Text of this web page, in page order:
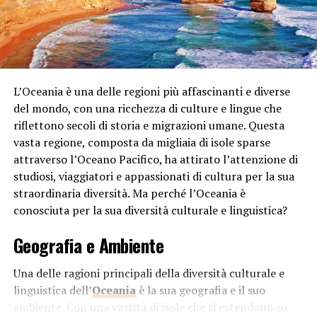
una vasta massa di aria fredda che circola intorno al
Polo. Questa massa d’aria fredda impedisce al calore di
penetrare nella regione, contribuendo così alla sua
maggiore freddezza.
Al contrario, il Polo Nord si trova all’interno del Circolo
Polare Artico, ma la circolazione atmosferica in questa
regione è influenzata dalle correnti oceaniche
circostanti. Le correnti oceaniche trasportano calore
dalle regioni più temperate verso il Polo Nord,
contribuendo a mantenere le temperature
relativamente più miti rispetto al Polo Sud.
Durata del Sole:
sole. Il Polo Sud sperimenta periodi estesi di oscurità
durante l’inverno antartico, mentre il Polo Nord
L’Oceania è una delle regioni più affascinanti e diverse
del mondo, con una ricchezza di culture e lingue che
riflettono secoli di storia e migrazioni umane. Questa
vasta regione, composta da migliaia di isole sparse
attraverso l’Oceano Pacifico, ha attirato l’attenzione di
studiosi, viaggiatori e appassionati di cultura per la sua
straordinaria diversità. Ma perché l’Oceania è
conosciuta per la sua diversità culturale e linguistica?
Geografia e Ambiente
Una delle ragioni principali della diversità culturale e
linguistica dell’Oceaniaè la sua geografia e il suo
ambiente. Con una vastità di isole che si estendono su